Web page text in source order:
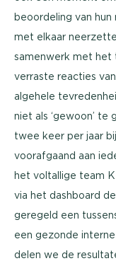
beoordeling van
met elkaar
samenwerk met het
verraste reacties
algehele
niet als ‘gewoon’ te
twee keer per jaar
voorafgaand aan
het voltallige team
via het dashboard
geregeld een
een gezonde
delen we de